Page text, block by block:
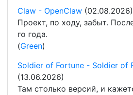
Claw - OpenClaw (02.08.2026)
Проект, по ходу, забыт.
го года.
(Green)
Soldier of Fortune - Soldier of
(13.06.2026)
Там столько версий, и